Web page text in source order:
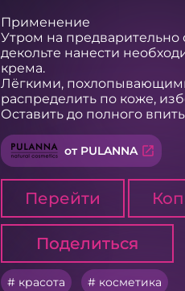
Применение
Утром на
декольте нанести
крема.
Лёгкими,
распределить по коже,
Оставить до полного
от PULANNA open_in_new
Перейти
Поделиться
Поделиться
красота косметика